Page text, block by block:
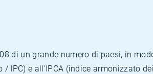
di un grande numero di paesi, in
e all'IPCA (indice armonizzato